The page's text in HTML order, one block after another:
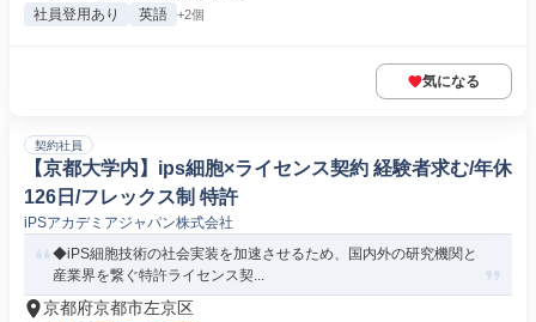
社員登用あり 英語 +2個
気になる
契約社員
【京都大学内】ips細胞×ライセンス契約 経験者求む/年休
126日/フレックス制 特許
iPSアカデミアジャパン株式会社
◆iPS細胞技術の社会実装を加速させるため、国内外の研究機関と
産業界を繋ぐ特許ライセンス契...
京都府京都市左京区